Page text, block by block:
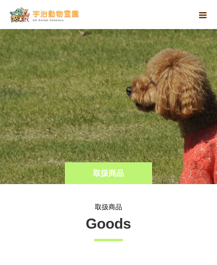
取扱商品
取扱商品
Goods